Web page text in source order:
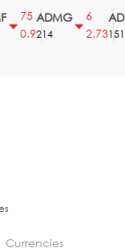
75
0.9
ADMG
214
2.731510
Currencies